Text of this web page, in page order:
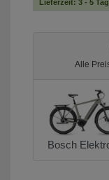
Lieferzeit: 3 - 5
Alle
Bosch